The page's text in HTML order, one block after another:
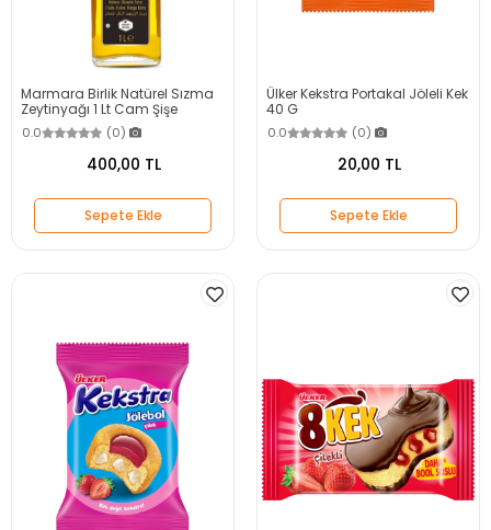
Marmara Birlik Natürel Sızma
Zeytinyağı 1 Lt Cam Şişe
0.0 (0)
400,00 TL
Sepete Ekle
Ülker Kekstra Portakal Jöleli Kek
40 G
0.0 (0)
20,00 TL
Sepete Ekle